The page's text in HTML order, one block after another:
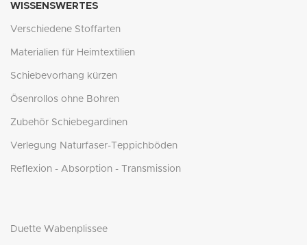
WISSENSWERTES
Verschiedene Stoffarten
Materialien für Heimtextilien
Schiebevorhang kürzen
Ösenrollos ohne Bohren
Zubehör Schiebegardinen
Verlegung Naturfaser-Teppichböden
Reflexion - Absorption - Transmission
Duette Wabenplissee